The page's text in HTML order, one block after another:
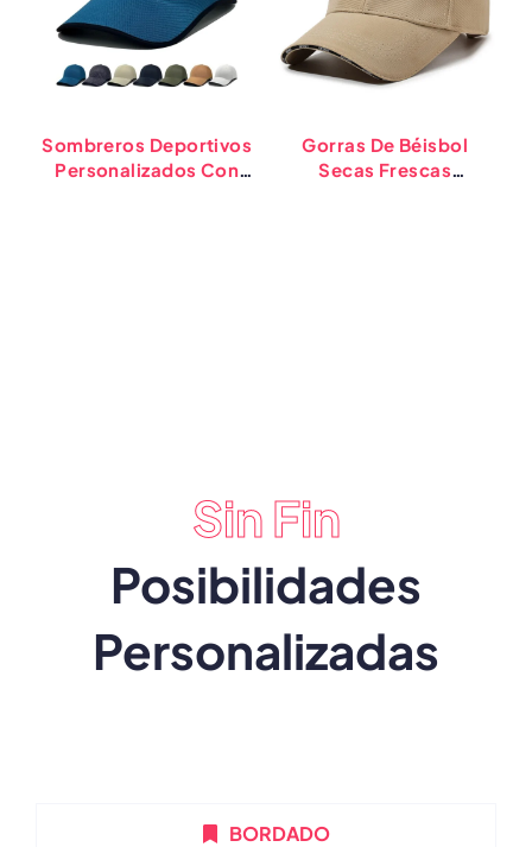
Sombreros Deportivos
Personalizados Con
Gorras De Béisbol
Secas Frescas
Sin Fin
Posibilidades
Personalizadas
BORDADO